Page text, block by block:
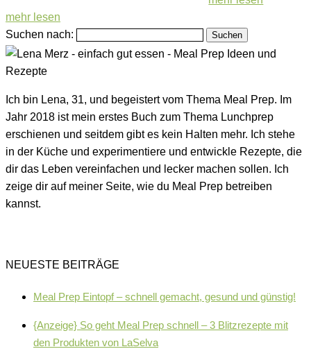
mehr lesen
Suchen nach:
Ich bin Lena, 31, und begeistert vom Thema Meal Prep. Im
Jahr 2018 ist mein erstes Buch zum Thema Lunchprep
erschienen und seitdem gibt es kein Halten mehr. Ich stehe
in der Küche und experimentiere und entwickle Rezepte, die
dir das Leben vereinfachen und lecker machen sollen. Ich
zeige dir auf meiner Seite, wie du Meal Prep betreiben
kannst.
NEUESTE BEITRÄGE
Meal Prep Eintopf – schnell gemacht, gesund und günstig!
{Anzeige} So geht Meal Prep schnell – 3 Blitzrezepte mit
den Produkten von LaSelva